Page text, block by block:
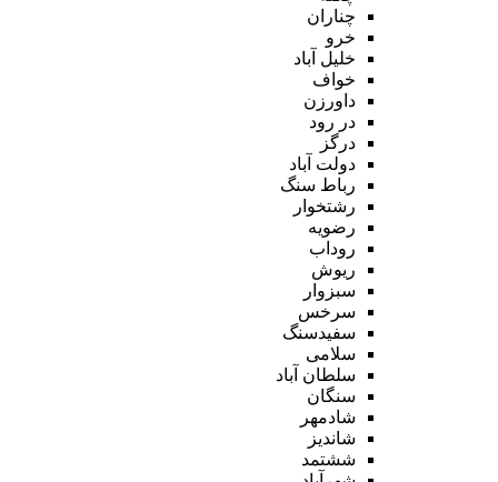
چناران
خرو
خلیل آباد
خواف
داورزن
در رود
درگز
دولت آباد
رباط سنگ
رشتخوار
رضویه
روداب
ریوش
سبزوار
سرخس
سفیدسنگ
سلامی
سلطان آباد
سنگان
شادمهر
شاندیز
ششتمد